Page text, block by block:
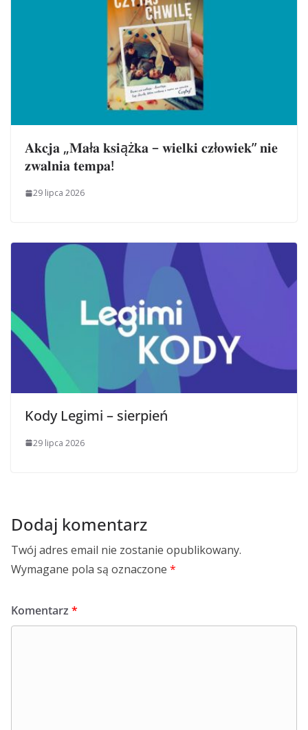
𝐀𝐤𝐜𝐣𝐚 „𝐌𝐚ł𝐚 𝐤𝐬𝐢ąż𝐤𝐚 – 𝐰𝐢𝐞𝐥𝐤𝐢 𝐜𝐳ł𝐨𝐰𝐢𝐞𝐤” 𝐧𝐢𝐞
𝐳𝐰𝐚𝐥𝐧𝐢𝐚 𝐭𝐞𝐦𝐩𝐚!
29 lipca 2026
Kody Legimi – sierpień
29 lipca 2026
Dodaj komentarz
Twój adres email nie zostanie opublikowany.
Wymagane pola są oznaczone *
Komentarz *